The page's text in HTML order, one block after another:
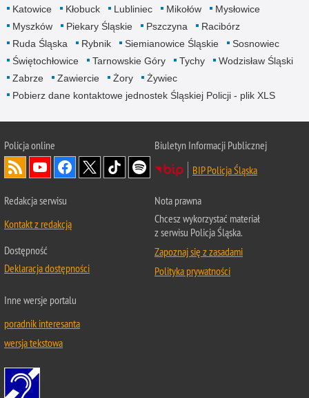
Katowice
Kłobuck Lubliniec Mikołów
Mysłowice
Myszków
Piekary Śląskie Pszczyna
Racibórz
Ruda Śląska
Rybnik Siemianowice Śląskie
Sosnowiec
Świętochłowice
Tarnowskie Góry Tychy
Wodzisław Śląski
Zabrze
Zawiercie Żory
Żywiec
Pobierz dane kontaktowe jednostek Śląskiej Policji - plik XLS
Policja online
Biuletyn Informacji Publicznej
BIP Policja Śląska
Redakcja serwisu
Kontakt z redakcją
Dostępność
Deklaracja dostępności
Nota prawna
Chcesz wykorzystać materiał
z serwisu Policja Śląska.
Zapoznaj się z zasadami
Polityka prywatności
Inne wersje portalu
poradnik interesanta
wersja tekstowa